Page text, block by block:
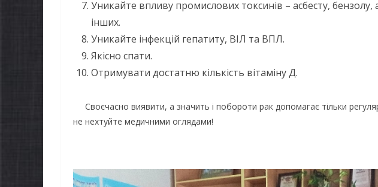
Уникайте впливу промислових токсинів – асбесту, бензолу,
інших.
Уникайте інфекцій гепатиту, ВІЛ та ВПЛ.
Якісно спати.
Отримувати достатню кількість вітаміну Д.
Своєчасно виявити, а значить і побороти рак допомагає тільки
не нехтуйте медичними оглядами!
уже
НОВИНИ
Останніми днями
жителів громади